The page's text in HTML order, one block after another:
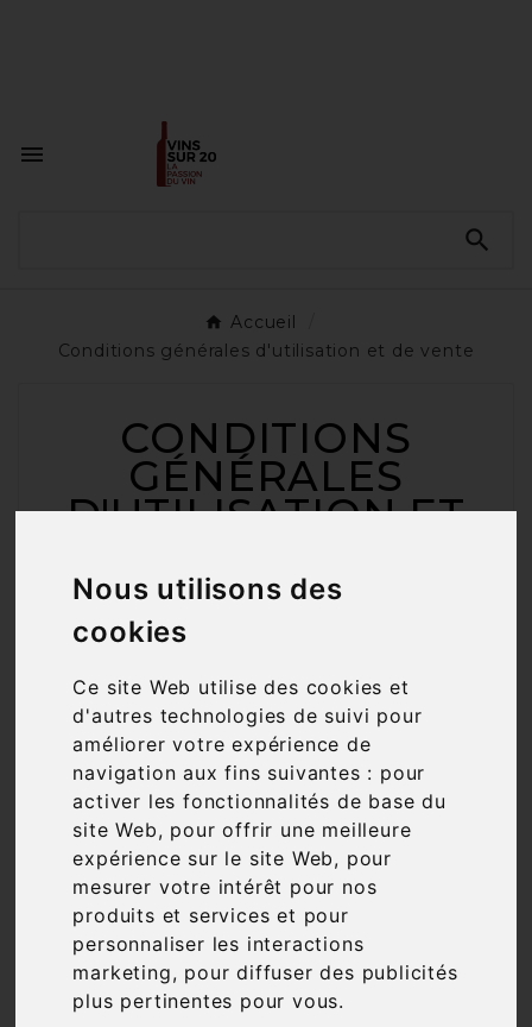
Nous utilisons des
cookies
Ce site Web utilise des cookies et
d'autres technologies de suivi pour
améliorer votre expérience de
navigation aux fins suivantes : pour
activer les fonctionnalités de base du
site Web, pour offrir une meilleure
expérience sur le site Web, pour
mesurer votre intérêt pour nos
produits et services et pour
personnaliser les interactions
marketing, pour diffuser des publicités
plus pertinentes pour vous.


Accueil
Conditions générales d'utilisation et de vente
CONDITIONS
GÉNÉRALES
D'UTILISATION ET
Les présentes Conditions Générales ont
pour objet de définir les modalités de
www.vins-sur-20.fr, ci-après nommé « le
Service » et les conditions d'utilisation
du Service par l'Utilisateur.
Tout accès et/ou Utilisation du site
www.vins-sur-20.fr suppose
l'acceptation et le respect de
l'ensemble des termes des présentes
Conditions et leur acceptation
inconditionnelle. Elles constituent donc
un contrat entre le Service et
l’Utilisateur.